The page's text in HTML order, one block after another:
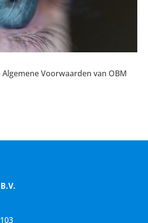
Voorwaarden van OBM